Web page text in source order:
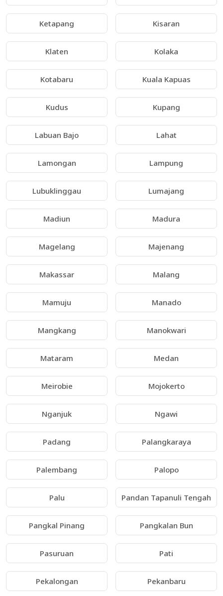
Ketapang Kisaran
Klaten Kolaka
Kotabaru Kuala Kapuas
Kudus Kupang
Labuan Bajo Lahat
Lamongan Lampung
Lubuklinggau Lumajang
Madiun Madura
Magelang Majenang
Makassar Malang
Mamuju Manado
Mangkang Manokwari
Mataram Medan
Meirobie Mojokerto
Nganjuk Ngawi
Padang Palangkaraya
Palembang Palopo
Palu Pandan Tapanuli Tengah
Pangkal Pinang Pangkalan Bun
Pasuruan Pati
Pekalongan Pekanbaru